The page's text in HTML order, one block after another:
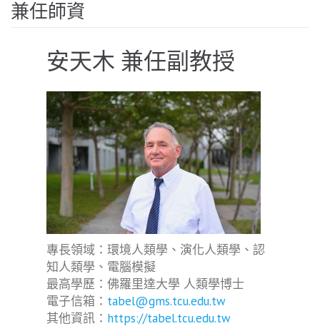
兼任師資
安天木 兼任副教授
專長領域：環境人類學、演化人類學、認
知人類學、電腦模擬
最高學歷：佛羅里達大學 人類學博士
電子信箱： tabel@gms.tcu.edu.tw
其他資訊： https://tabel.tcu.edu.tw